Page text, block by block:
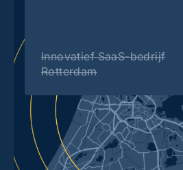
Innovatief SaaS-bedrijf
Rotterdam